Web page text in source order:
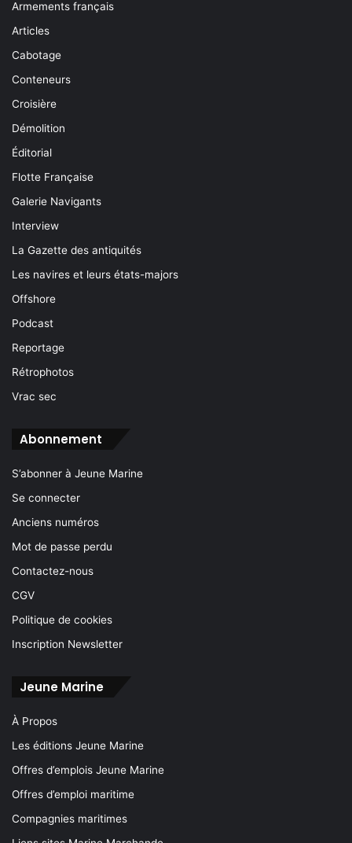
Armements français
Articles
Cabotage
Conteneurs
Croisière
Démolition
Éditorial
Flotte Française
Galerie Navigants
Interview
La Gazette des antiquités
Les navires et leurs états-majors
Offshore
Podcast
Reportage
Rétrophotos
Vrac sec
Abonnement
S’abonner à Jeune Marine
Se connecter
Anciens numéros
Mot de passe perdu
Contactez-nous
CGV
Politique de cookies
Inscription Newsletter
Jeune Marine
À Propos
Les éditions Jeune Marine
Offres d’emplois Jeune Marine
Offres d’emploi maritime
Compagnies maritimes